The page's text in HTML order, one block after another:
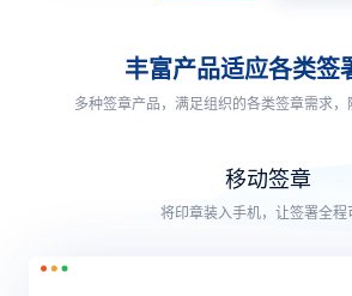
丰富产品适应各类签
多种签章产品，满足组织的各类签章需求，
移动签章
将印章装入手机，让签署全程